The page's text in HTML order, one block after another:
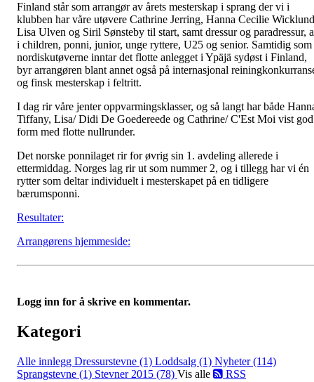
Finland står som arrangør av årets mesterskap i sprang der vi i
klubben har våre utøvere Cathrine Jerring, Hanna Cecilie
Lisa Ulven og Siril Sønsteby til start, samt dressur og paradressur,
i children, ponni, junior, unge ryttere, U25 og senior. Samtidig som
nordiskutøverne inntar det flotte anlegget i Ypäjä sydøst i Finland,
byr arrangøren blant annet også på internasjonal
og finsk mesterskap i feltritt.
I dag rir våre jenter oppvarmingsklasser, og så langt har både
Tiffany, Lisa/ Didi De Goedereede og Cathrine/ C'Est Moi vist god
form med flotte nullrunder.
Det norske ponnilaget rir for øvrig sin 1. avdeling allerede i
ettermiddag. Norges lag rir ut som nummer 2, og i tillegg har vi én
rytter som deltar individuelt i mesterskapet på en tidligere
bærumsponni.
Resultater:
Arrangørens hjemmeside:
Logg inn for å skrive en kommentar.
Kategori
Alle innlegg Dressurstevne (1) Loddsalg (1) Nyheter (114)
Sprangstevne (1) Stevner 2015 (78) Vis alle RSS